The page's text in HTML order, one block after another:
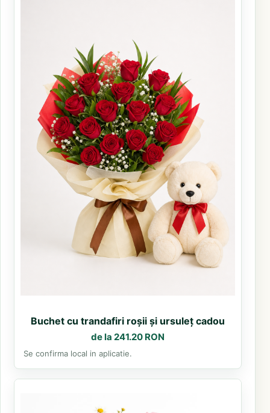
Buchet cu trandafiri roșii și ursuleț cadou
de la 241.20 RON
Se confirma local in aplicatie.